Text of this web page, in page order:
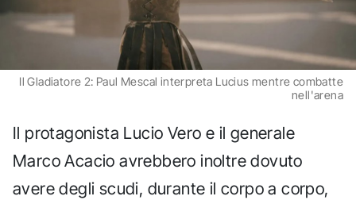
Il Gladiatore 2: Paul Mescal interpreta Lucius mentre combatte
nell'arena
Il protagonista Lucio Vero e il generale
Marco Acacio avrebbero inoltre dovuto
avere degli scudi, durante il corpo a corpo,